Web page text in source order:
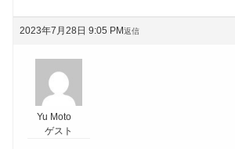
2023年7月28日 9:05 PM返信
Yu Moto
ゲスト